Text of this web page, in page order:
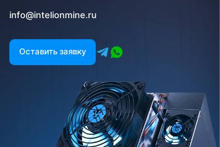
info@intelionmine.ru
Оставить заявку